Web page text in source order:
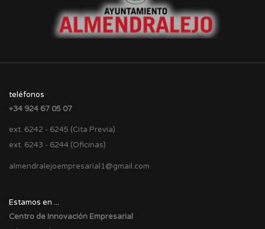
teléfonos
+34 924 67 05 07
ext. 6242 - 6245 (Cita Previa)
ext. 6243 - 6244 (Oficinas)
almendralejoempresarial1@gmail.com
Estamos en ...
Centro de Innovación Empresarial